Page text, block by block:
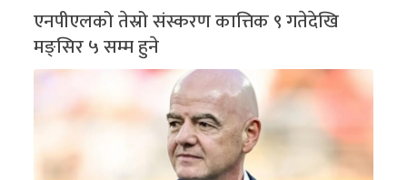
एनपीएलको तेस्रो संस्करण कात्तिक ९ गतेदेखि
मङ्सिर ५ सम्म हुने